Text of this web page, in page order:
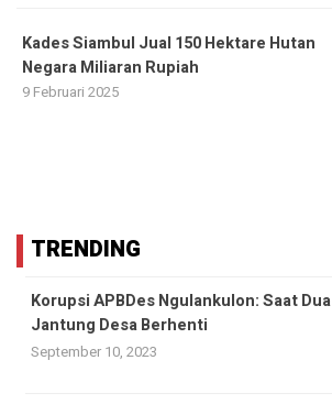
Kades Siambul Jual 150 Hektare Hutan
Negara Miliaran Rupiah
9 Februari 2025
TRENDING
Korupsi APBDes Ngulankulon: Saat Dua
Jantung Desa Berhenti
September 10, 2023